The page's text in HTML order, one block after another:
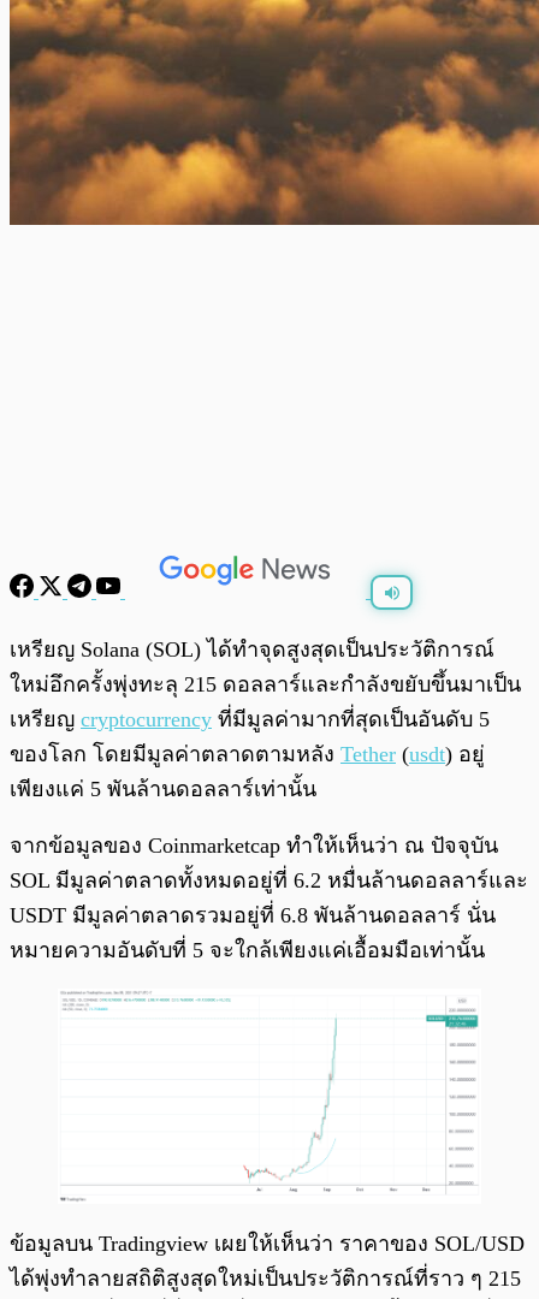
0:00
เหรียญ Solana (SOL) ได้ทำจุดสูงสุดเป็นประวัติการณ์
ใหม่อึกครั้งพุ่งทะลุ 215 ดอลลาร์และกำลังขยับขึ้นมาเป็น
เหรียญ cryptocurrency ที่มีมูลค่ามากที่สุดเป็นอันดับ 5
ของโลก โดยมีมูลค่าตลาดตามหลัง Tether (usdt) อยู่
เพียงแค่ 5 พันล้านดอลลาร์เท่านั้น
จากข้อมูลของ Coinmarketcap ทำให้เห็นว่า ณ ปัจจุบัน
SOL มีมูลค่าตลาดทั้งหมดอยู่ที่ 6.2 หมื่นล้านดอลลาร์และ
USDT มีมูลค่าตลาดรวมอยู่ที่ 6.8 พันล้านดอลลาร์ นั่น
หมายความอันดับที่ 5 จะใกล้เพียงแค่เอื้อมมือเท่านั้น
ข้อมูลบน Tradingview เผยให้เห็นว่า ราคาของ SOL/USD
ได้พุ่งทำลายสถิติสูงสุดใหม่เป็นประวัติการณ์ที่ราว ๆ 215